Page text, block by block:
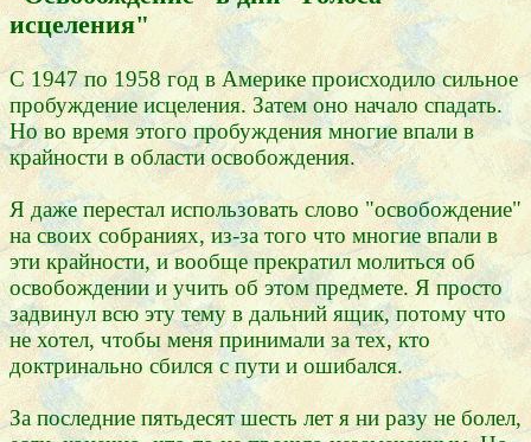
исцеления"
С 1947 по 1958 год в Америке происходило сильное
пробуждение исцеления. Затем оно начало спадать.
Но во время этого пробуждения многие впали в
крайности в области освобождения.
Я даже перестал использовать слово "освобождение"
на своих собраниях, из-за того что многие впали в
эти крайности, и вообще прекратил молиться об
освобождении и учить об этом предмете. Я просто
задвинул всю эту тему в дальний ящик, потому что
не хотел, чтобы меня принимали за тех, кто
доктринально сбился с пути и ошибался.
За последние пятьдесят шесть лет я ни разу не болел,